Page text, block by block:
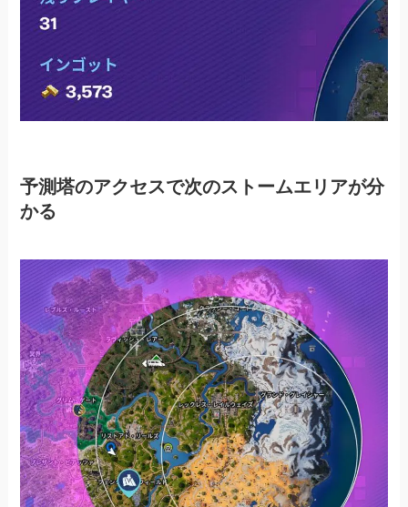
予測塔のアクセスで次のストームエリアが分
かる